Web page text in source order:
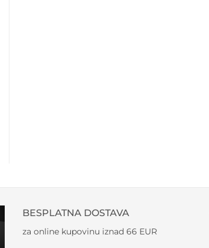
BESPLATNA DOSTAVA
za online kupovinu iznad 66 EUR